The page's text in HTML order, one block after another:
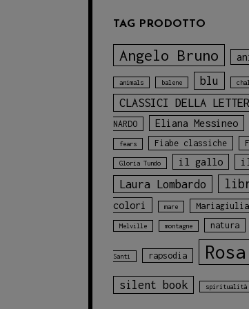
TAG PRODOTTO
Angelo Bruno
animals balene blu
CLASSICI DELLA
NARDO
Eliana Messineo
fears Fiabe classiche
Gloria Tundo il gallo
Laura Lombardo
colori
mare
Melville montagne natura
Santi rapsodia
silent book spiritualità